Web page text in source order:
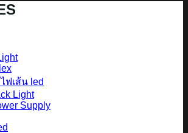
ฟเส้น led
Light
Supply